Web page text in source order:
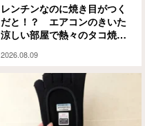
レンチンなのに焼き目がつく
だと！？ エアコンのきいた
涼しい部屋で熱々のタコ焼き
2026.08.09